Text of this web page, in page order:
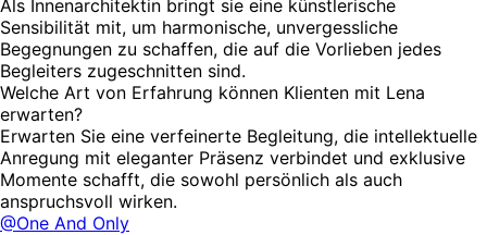
Als Innenarchitektin bringt sie eine künstlerische
Sensibilität mit, um harmonische, unvergessliche
Begegnungen zu schaffen, die auf die Vorlieben jedes
Begleiters zugeschnitten sind.
Welche Art von Erfahrung können Klienten mit Lena
erwarten?
Erwarten Sie eine verfeinerte Begleitung, die intellektuelle
Anregung mit eleganter Präsenz verbindet und exklusive
Momente schafft, die sowohl persönlich als auch
anspruchsvoll wirken.
@One And Only